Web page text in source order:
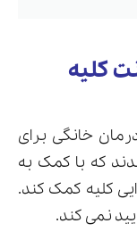
کلیه
خانگی برای
که با کمک به
کلیه کمک کند.
نمی کند.